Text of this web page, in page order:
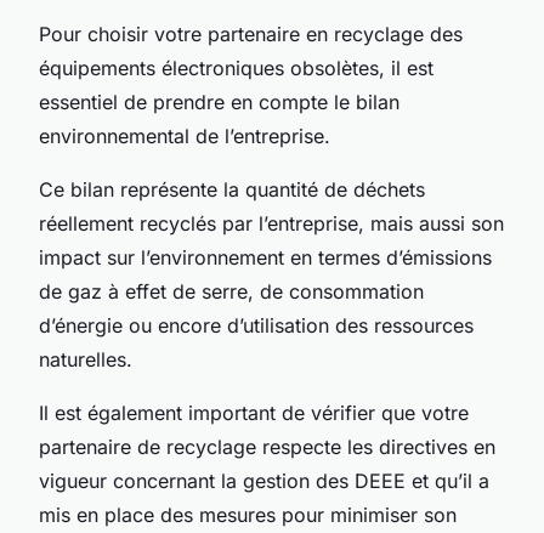
Pour choisir votre partenaire en recyclage des
équipements électroniques obsolètes, il est
essentiel de prendre en compte le bilan
environnemental de l’entreprise.
Ce bilan représente la quantité de déchets
réellement recyclés par l’entreprise, mais aussi son
impact sur l’environnement en termes d’émissions
de gaz à effet de serre, de consommation
d’énergie ou encore d’utilisation des ressources
naturelles.
Il est également important de vérifier que votre
partenaire de recyclage respecte les directives en
vigueur concernant la gestion des DEEE et qu’il a
mis en place des mesures pour minimiser son